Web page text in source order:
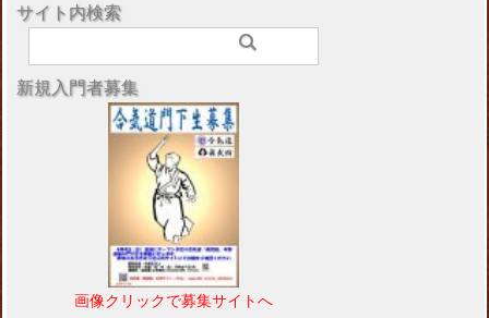
サイト内検索
新規入門者募集
画像クリックで募集サイトへ